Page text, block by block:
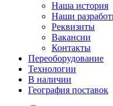
Наша история
Наши
Реквизиты
Вакансии
Контакты
Переоборудование
Технологии
В наличии
География поставок